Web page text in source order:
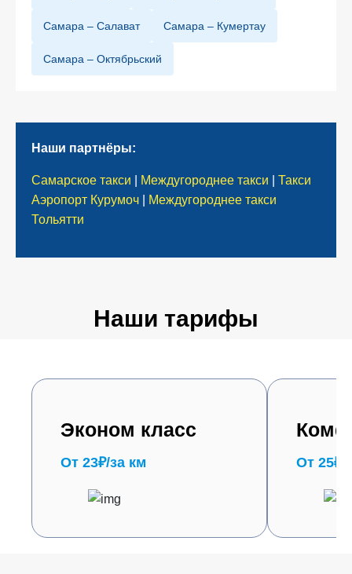
Самара – Салават Самара – Кумертау
Самара – Октябрьский
Наши партнёры:
Самарское такси Междугороднее такси
Такси
Аэропорт Курумоч
Междугороднее такси
Тольятти
Наши тарифы
Эконом класс
От 23₽/за км От 25₽/